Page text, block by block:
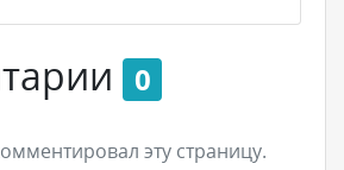
0
эту страницу.